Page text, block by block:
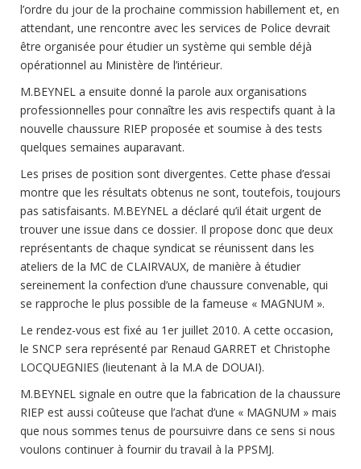
l’ordre du jour de la prochaine commission habillement et, en
attendant, une rencontre avec les services de Police devrait
être organisée pour étudier un système qui semble déjà
opérationnel au Ministère de l’intérieur.
M.BEYNEL a ensuite donné la parole aux organisations
professionnelles pour connaître les avis respectifs quant à la
nouvelle chaussure RIEP proposée et soumise à des tests
quelques semaines auparavant.
Les prises de position sont divergentes. Cette phase d’essai
montre que les résultats obtenus ne sont, toutefois, toujours
pas satisfaisants. M.BEYNEL a déclaré qu’il était urgent de
trouver une issue dans ce dossier. Il propose donc que deux
représentants de chaque syndicat se réunissent dans les
ateliers de la MC de CLAIRVAUX, de manière à étudier
sereinement la confection d’une chaussure convenable, qui
se rapproche le plus possible de la fameuse « MAGNUM ».
Le rendez-vous est fixé au 1er juillet 2010. A cette occasion,
le SNCP sera représenté par Renaud GARRET et Christophe
LOCQUEGNIES (lieutenant à la M.A de DOUAI).
M.BEYNEL signale en outre que la fabrication de la chaussure
RIEP est aussi coûteuse que l’achat d’une « MAGNUM » mais
que nous sommes tenus de poursuivre dans ce sens si nous
voulons continuer à fournir du travail à la PPSMJ.